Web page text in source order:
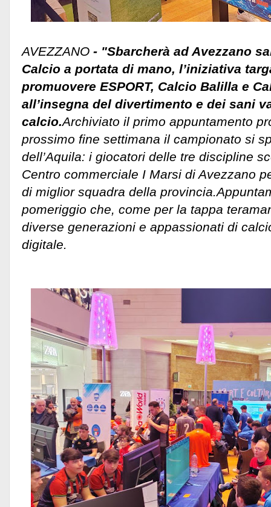
AVEZZANO - "Sbarcherà ad Avezzano
Calcio a portata di mano, l’iniziativa
promuovere ESPORT, Calcio Balilla e
all’insegna del divertimento e dei sani
calcio.Archiviato il primo appuntamento
prossimo fine settimana il campionato si
dell’Aquila: i giocatori delle tre discipline
Centro commerciale I Marsi di Avezzano
di miglior squadra della provincia.
pomeriggio che, come per la tappa
diverse generazioni e appassionati di
digitale.